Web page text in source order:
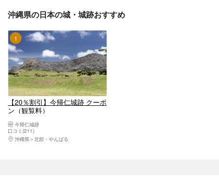
沖縄県の日本の城・城跡おすすめ
1位
【20％割引】今帰仁城跡 クーポ
ン（観覧料）
今帰仁城跡
口コミ(211)
沖縄県
北部・やんばる